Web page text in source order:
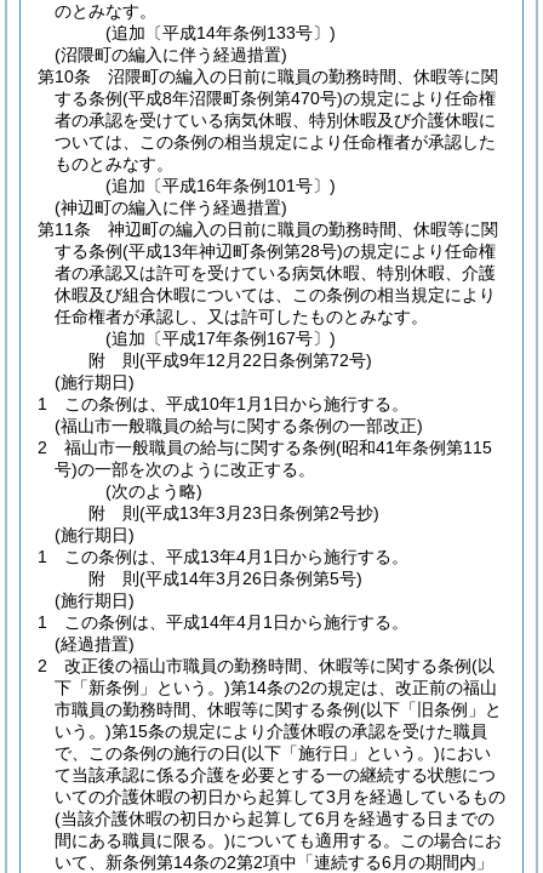
のとみなす。
(追加〔平成14年条例133号〕)
(沼隈町の編入に伴う経過措置)
第10条
沼隈町の編入の日前に職員の勤務時間、休暇等に関
する条例(平成8年沼隈町条例第470号)の規定により任命権
者の承認を受けている病気休暇、特別休暇及び介護休暇に
ついては、この条例の相当規定により任命権者が承認した
ものとみなす。
(追加〔平成16年条例101号〕)
(神辺町の編入に伴う経過措置)
第11条
神辺町の編入の日前に職員の勤務時間、休暇等に関
する条例(平成13年神辺町条例第28号)の規定により任命権
者の承認又は許可を受けている病気休暇、特別休暇、介護
休暇及び組合休暇については、この条例の相当規定により
任命権者が承認し、又は許可したものとみなす。
(追加〔平成17年条例167号〕)
附 則(平成9年12月22日条例第72号)
(施行期日)
1
この条例は、平成10年1月1日から施行する。
(福山市一般職員の給与に関する条例の一部改正)
2
福山市一般職員の給与に関する条例(昭和41年条例第115
号)の一部を次のように改正する。
(次のよう略)
附 則(平成13年3月23日条例第2号抄)
(施行期日)
1
この条例は、平成13年4月1日から施行する。
附 則(平成14年3月26日条例第5号)
(施行期日)
1
この条例は、平成14年4月1日から施行する。
(経過措置)
2
改正後の福山市職員の勤務時間、休暇等に関する条例(以
下「新条例」という。)第14条の2の規定は、改正前の福山
市職員の勤務時間、休暇等に関する条例(以下「旧条例」と
いう。)第15条の規定により介護休暇の承認を受けた職員
で、この条例の施行の日(以下「施行日」という。)におい
て当該承認に係る介護を必要とする一の継続する状態につ
いての介護休暇の初日から起算して3月を経過しているもの
(当該介護休暇の初日から起算して6月を経過する日までの
間にある職員に限る。)についても適用する。
この場合にお
いて、新条例第14条の2第2項中「連続する6月の期間内」